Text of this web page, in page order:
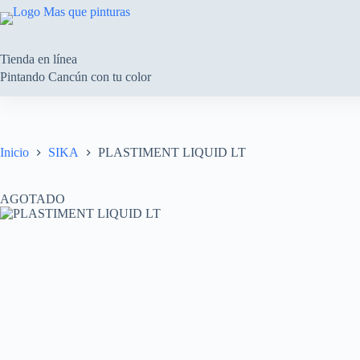
Saltar
al
Tienda en línea
Pintando Cancún con tu color
Inicio SIKA PLASTIMENT LIQUID LT
AGOTADO